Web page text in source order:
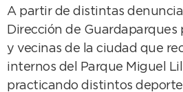
A partir de distintas
Dirección de Guardaparques
y vecinas de la ciudad que
internos del Parque Miguel
practicando distintos